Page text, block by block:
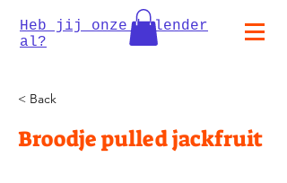
Heb jij onze kalender
al?
< Back
Broodje pulled jackfruit